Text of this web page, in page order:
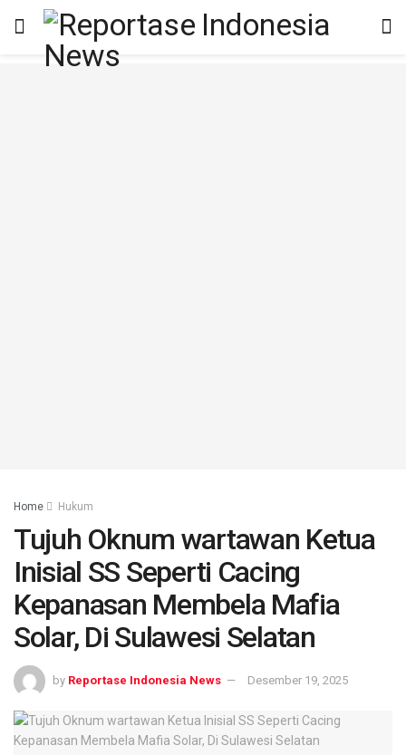
Home Hukum
Tujuh Oknum wartawan Ketua
Inisial SS Seperti Cacing
Kepanasan Membela Mafia
Solar, Di Sulawesi Selatan
by Reportase Indonesia News Desember 19, 2025